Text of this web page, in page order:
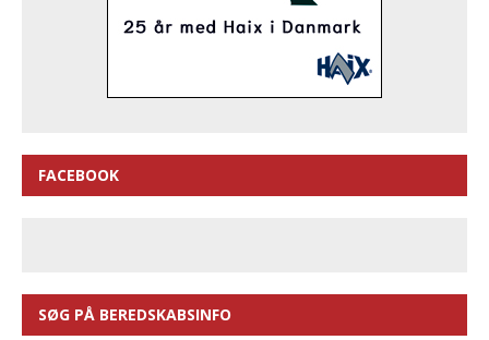
FACEBOOK
SØG PÅ BEREDSKABSINFO